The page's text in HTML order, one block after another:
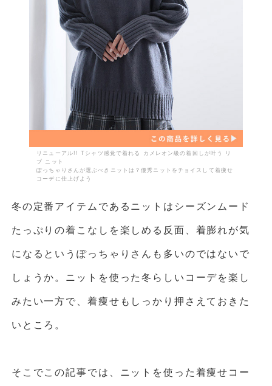
リニューアル!! Tシャツ感覚で着れる カメレオン級の着回しが叶う リ
ブ ニット
ぽっちゃりさんが選ぶべきニットは？優秀ニットをチョイスして着痩せ
コーデに仕上げよう
冬の定番アイテムであるニットはシーズンムード
たっぷりの着こなしを楽しめる反面、着膨れが気
になるというぽっちゃりさんも多いのではないで
しょうか。ニットを使った冬らしいコーデを楽し
みたい一方で、着痩せもしっかり押さえておきた
いところ。
そこでこの記事では、ニットを使った着痩せコー